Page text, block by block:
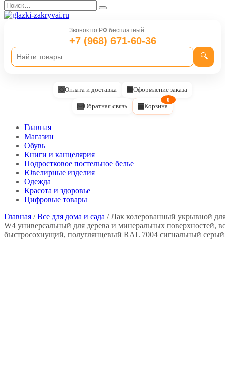
Перейти
к
содержанию
Search
for:
Звонок по РФ бесплатный
+7 (968) 671-60-36
🔍
Оплата и доставка Оформление заказа
Обратная связь Корзина
0
Главная
Магазин
Обувь
Книги и канцелярия
Подростковое постельное белье
Ювелирные изделия
Одежда
Красота и здоровье
Цифровые товары
Главная /Все для дома и сада / Лак колерованный укрывной
W4 универсальный для дерева и минеральных поверхностей,
быстросохнущий, полуглянцевый RAL 7004 сигнальный